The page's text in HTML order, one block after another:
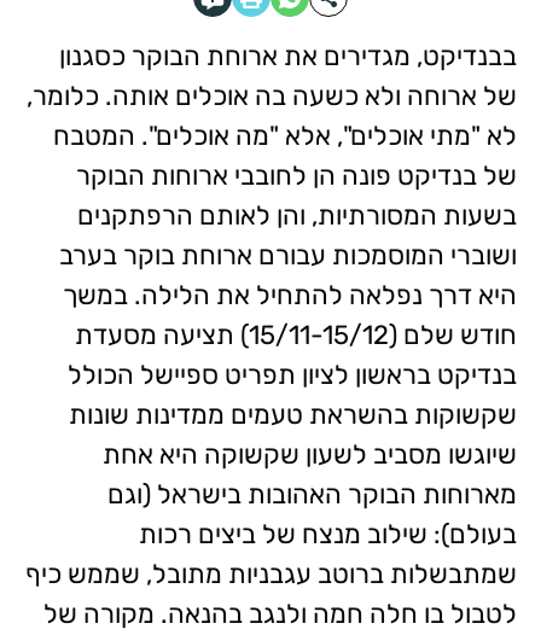
בבנדיקט, מגדירים את ארוחת הבוקר כסגנון
של ארוחה ולא כשעה בה אוכלים אותה. כלומר,
לא "מתי אוכלים", אלא "מה אוכלים". המטבח
של בנדיקט פונה הן לחובבי ארוחות הבוקר
בשעות המסורתיות, והן לאותם הרפתקנים
ושוברי המוסמכות עבורם ארוחת בוקר בערב
היא דרך נפלאה להתחיל את הלילה. במשך
חודש שלם (15/11-15/12) תציעה מסעדת
בנדיקט בראשון לציון תפריט ספיישל הכולל
שקשוקות בהשראת טעמים ממדינות שונות
שיוגשו מסביב לשעון שקשוקה היא אחת
מארוחות הבוקר האהובות בישראל (וגם
בעולם): שילוב מנצח של ביצים רכות
שמתבשלות ברוטב עגבניות מתובל, שממש כיף
לטבול בו חלה חמה ולנגב בהנאה. מקורה של